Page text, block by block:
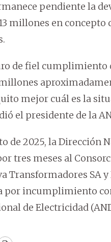
pendiente la
millones en
de fiel cumplimiento
mejor cuál es la
el presidente de la
de 2025, la Dirección
tres meses al
Transformadores SA
por incumplimiento
de Electricidad